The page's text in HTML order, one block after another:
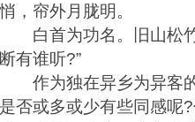
悄，帘外月胧明。
白首为功名。旧山松竹
断有谁听?”
作为独在异乡为异客的
是否或多或少有些同感呢